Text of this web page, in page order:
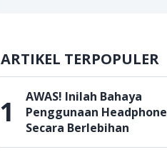
ARTIKEL TERPOPULER
1
AWAS! Inilah Bahaya
Penggunaan Headphone
Secara Berlebihan